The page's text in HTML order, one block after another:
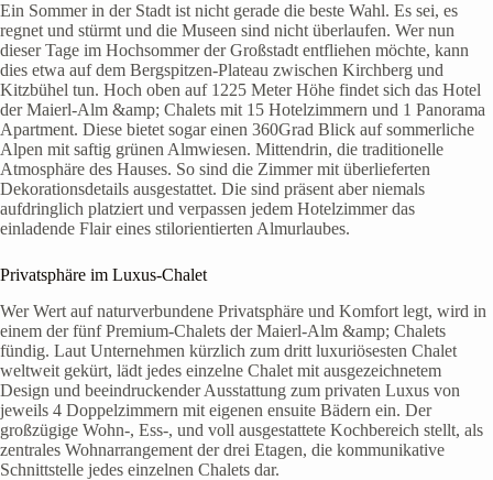
Ein Sommer in der Stadt ist nicht gerade die beste Wahl. Es sei, es
regnet und stürmt und die Museen sind nicht überlaufen. Wer nun
dieser Tage im Hochsommer der Großstadt entfliehen möchte, kann
dies etwa auf dem Bergspitzen-Plateau zwischen Kirchberg und
Kitzbühel tun. Hoch oben auf 1225 Meter Höhe findet sich das Hotel
der Maierl-Alm &amp; Chalets mit 15 Hotelzimmern und 1 Panorama
Apartment. Diese bietet sogar einen 360Grad Blick auf sommerliche
Alpen mit saftig grünen Almwiesen. Mittendrin, die traditionelle
Atmosphäre des Hauses. So sind die Zimmer mit überlieferten
Dekorationsdetails ausgestattet. Die sind präsent aber niemals
aufdringlich platziert und verpassen jedem Hotelzimmer das
einladende Flair eines stilorientierten Almurlaubes.
Privatsphäre im Luxus-Chalet
Wer Wert auf naturverbundene Privatsphäre und Komfort legt, wird in
einem der fünf Premium-Chalets der Maierl-Alm &amp; Chalets
fündig. Laut Unternehmen kürzlich zum dritt luxuriösesten Chalet
weltweit gekürt, lädt jedes einzelne Chalet mit ausgezeichnetem
Design und beeindruckender Ausstattung zum privaten Luxus von
jeweils 4 Doppelzimmern mit eigenen ensuite Bädern ein. Der
großzügige Wohn-, Ess-, und voll ausgestattete Kochbereich stellt, als
zentrales Wohnarrangement der drei Etagen, die kommunikative
Schnittstelle jedes einzelnen Chalets dar.